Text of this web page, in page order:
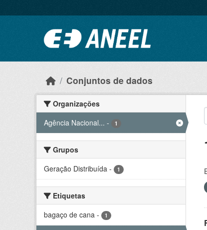
Conjuntos de dados
Organizações
Agência Nacional... - 1
Grupos
Geração Distribuída - 1
Etiquetas
bagaço de cana - 1